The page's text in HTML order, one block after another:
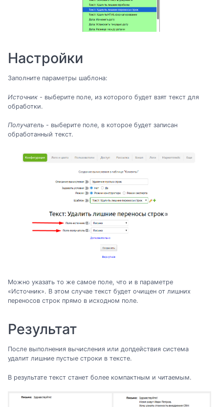
Настройки
Заполните параметры шаблона:
Источник - выберите поле, из которого будет взят текст для
обработки.
Получатель - выберите поле, в которое будет записан
обработанный текст.
Можно указать то же самое поле, что и в параметре
«Источник». В этом случае текст будет очищен от лишних
переносов строк прямо в исходном поле.
Результат
После выполнения вычисления или допдействия система
удалит лишние пустые строки в тексте.
В результате текст станет более компактным и читаемым.